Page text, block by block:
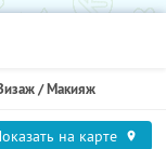
/ Макияж
на карте